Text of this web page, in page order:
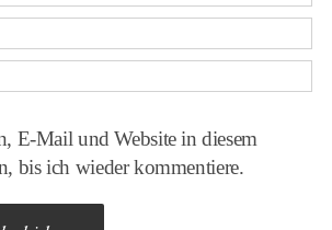
E-Mail und Website in diesem
bis ich wieder kommentiere.